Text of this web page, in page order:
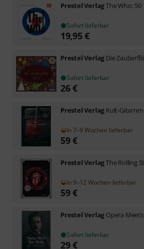
Prestel VerlagThe Who: 50
Sofort lieferbar
19,95€
Prestel Verlag Die
Sofort lieferbar
26€
Prestel Verlag Kult-Gitarren
In 7–9 Wochen lieferbar
59€
Prestel VerlagThe Rolling
In 9–12 Wochen lieferbar
59€
Prestel Verlag Opera
Sofort lieferbar
29€